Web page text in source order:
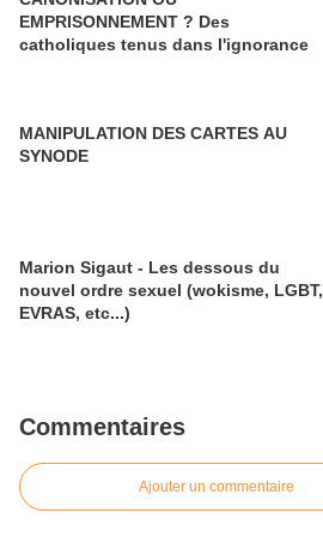
EMPRISONNEMENT ? Des
catholiques tenus dans l'ignorance
MANIPULATION DES CARTES AU
SYNODE
Marion Sigaut - Les dessous du
nouvel ordre sexuel (wokisme, LGBT,
EVRAS, etc...)
Commentaires
Ajouter un commentaire